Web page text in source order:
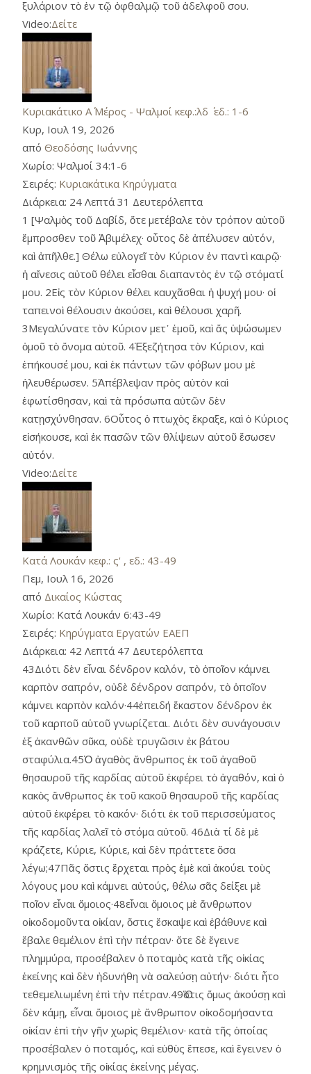
ξυλάριον τὸ ἐν τῷ ὀφθαλμῷ τοῦ ἀδελφοῦ σου.
Video:Δείτε
Κυριακάτικο Α΄ Μέρος - Ψαλμοί κεφ.:λδ ΄ εδ.: 1-6
Κυρ, Ιουλ 19, 2026
από Θεοδόσης Ιωάννης
Χωρίο: Ψαλμοί 34:1-6
Σειρές: Κυριακάτικα Κηρύγματα
Διάρκεια: 24 Λεπτά 31 Δευτερόλεπτα
1 [Ψαλμὸς τοῦ Δαβίδ, ὅτε μετέβαλε τὸν τρόπον αὑτοῦ
ἔμπροσθεν τοῦ Ἀβιμέλεχ· οὗτος δὲ ἀπέλυσεν αὐτόν,
καὶ ἀπῆλθε.] Θέλω εὐλογεῖ τὸν Κύριον ἐν παντὶ καιρῷ·
ἡ αἴνεσις αὐτοῦ θέλει εἶσθαι διαπαντὸς ἐν τῷ στόματί
μου. 2Εἰς τὸν Κύριον θέλει καυχᾶσθαι ἡ ψυχή μου· οἱ
ταπεινοὶ θέλουσιν ἀκούσει, καὶ θέλουσι χαρῆ.
3Μεγαλύνατε τὸν Κύριον μετ᾿ ἐμοῦ, καὶ ἄς ὑψώσωμεν
ὁμοῦ τὸ ὄνομα αὐτοῦ. 4Ἐξεζήτησα τὸν Κύριον, καὶ
ἐπήκουσέ μου, καὶ ἐκ πάντων τῶν φόβων μου μὲ
ἠλευθέρωσεν. 5Ἀπέβλεψαν πρὸς αὐτὸν καὶ
ἐφωτίσθησαν, καὶ τὰ πρόσωπα αὐτῶν δὲν
κατῃσχύνθησαν. 6Οὗτος ὁ πτωχὸς ἔκραξε, καὶ ὁ Κύριος
εἰσήκουσε, καὶ ἐκ πασῶν τῶν θλίψεων αὐτοῦ ἔσωσεν
αὐτόν.
Video:Δείτε
Κατά Λουκάν κεφ.: ς' , εδ.: 43-49
Πεμ, Ιουλ 16, 2026
από Δικαίος Κώστας
Χωρίο: Κατά Λουκάν 6:43-49
Σειρές: Κηρύγματα Εργατών ΕΑΕΠ
Διάρκεια: 42 Λεπτά 47 Δευτερόλεπτα
43Διότι δὲν εἶναι δένδρον καλόν, τὸ ὁποῖον κάμνει
καρπὸν σαπρόν, οὐδὲ δένδρον σαπρόν, τὸ ὁποῖον
κάμνει καρπὸν καλόν·44ἐπειδή ἕκαστον δένδρον ἐκ
τοῦ καρποῦ αὑτοῦ γνωρίζεται. Διότι δὲν συνάγουσιν
ἐξ ἀκανθῶν σῦκα, οὐδὲ τρυγῶσιν ἐκ βάτου
σταφύλια.45Ὁ ἀγαθὸς ἄνθρωπος ἐκ τοῦ ἀγαθοῦ
θησαυροῦ τῆς καρδίας αὑτοῦ ἐκφέρει τὸ ἀγαθόν, καὶ ὁ
κακὸς ἄνθρωπος ἐκ τοῦ κακοῦ θησαυροῦ τῆς καρδίας
αὑτοῦ ἐκφέρει τὸ κακόν· διότι ἐκ τοῦ περισσεύματος
τῆς καρδίας λαλεῖ τὸ στόμα αὐτοῦ. 46Διὰ τί δὲ μὲ
κράζετε, Κύριε, Κύριε, καὶ δὲν πράττετε ὅσα
λέγω;47Πᾶς ὅστις ἔρχεται πρὸς ἐμὲ καὶ ἀκούει τοὺς
λόγους μου καὶ κάμνει αὐτούς, θέλω σᾶς δείξει μὲ
ποῖον εἶναι ὅμοιος·48εἶναι ὅμοιος μὲ ἄνθρωπον
οἰκοδομοῦντα οἰκίαν, ὅστις ἔσκαψε καὶ ἐβάθυνε καὶ
ἔβαλε θεμέλιον ἐπὶ τὴν πέτραν· ὅτε δὲ ἔγεινε
πλημμύρα, προσέβαλεν ὁ ποταμὸς κατὰ τῆς οἰκίας
ἐκείνης καὶ δὲν ἠδυνήθη νὰ σαλεύσῃ αὐτήν· διότι ἦτο
τεθεμελιωμένη ἐπὶ τὴν πέτραν.49Ὅστις ὅμως ἀκούσῃ καὶ
δὲν κάμῃ, εἶναι ὅμοιος μὲ ἄνθρωπον οἰκοδομήσαντα
οἰκίαν ἐπὶ τὴν γῆν χωρὶς θεμέλιον· κατὰ τῆς ὁποίας
προσέβαλεν ὁ ποταμός, καὶ εὐθὺς ἔπεσε, καὶ ἔγεινεν ὁ
κρημνισμὸς τῆς οἰκίας ἐκείνης μέγας.